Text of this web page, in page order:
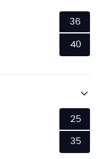
36
40
25
35